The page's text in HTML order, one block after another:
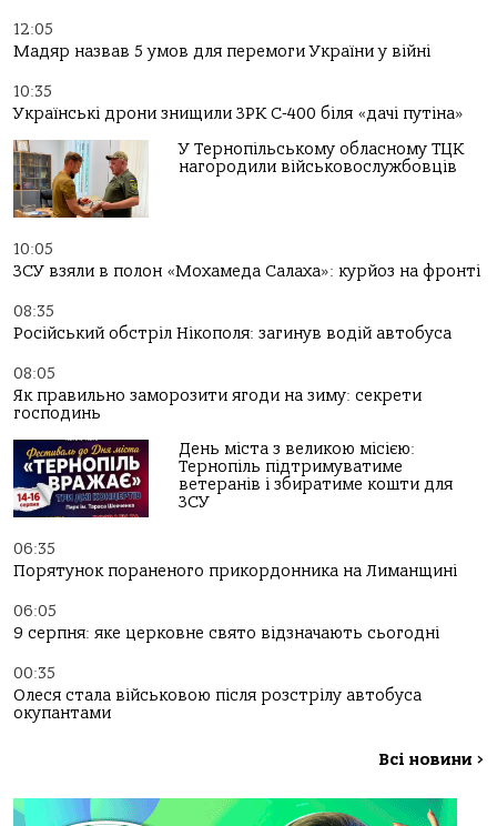
12:05
Мадяр назвав 5 умов для перемоги України у війні
10:35
Українські дрони знищили ЗРК С-400 біля «дачі путіна»
У Тернопільському обласному ТЦК
нагородили військовослужбовців
10:05
ЗСУ взяли в полон «Мохамеда Салаха»: курйоз на фронті
08:35
Російський обстріл Нікополя: загинув водій автобуса
08:05
Як правильно заморозити ягоди на зиму: секрети
господинь
День міста з великою місією:
Тернопіль підтримуватиме
ветеранів і збиратиме кошти для
ЗСУ
06:35
Порятунок пораненого прикордонника на Лиманщині
06:05
9 серпня: яке церковне свято відзначають сьогодні
00:35
Олеся стала військовою після розстрілу автобуса
окупантами
Всі новини >